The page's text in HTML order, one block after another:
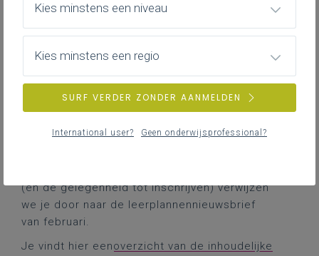
brachten we alle actuele informatie over de
7de leerjaren samen inéén presentatie.
We voorzien vanaf maart 2025
op nieuwe inhouden en specifieke
aandachtspunten. Daarna kunnen voor
sessies volgen. Je vindt hier alvast een
(en de gelegenheid tot inschrijven) verwijzen
we je door naar de leerplannennieuwsbrief
van februari.
Je vindt hier eenoverzicht van de inhoudelijke
Kies minstens een niveau
Kies minstens een regio
SURF VERDER ZONDER AANMELDEN
International user? Geen onderwijsprofessional?